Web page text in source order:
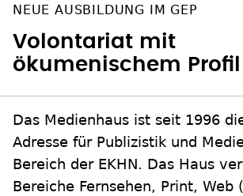
NEUE AUSBILDUNG IM GEP
Volontariat mit
ökumenischem Profil
Das Medienhaus ist seit 1996
Adresse für Publizistik und
Bereich der EKHN. Das Haus
Bereiche Fernsehen, Print, Web